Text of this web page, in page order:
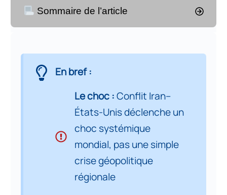
Sommaire de l’article
Introduction : un choc
systémique de grande ampleur
Partie 1. Contexte
macroéconomique global : un
choc énergétique dans un
En bref :
Le choc :Conflit Iran–
États-Unis déclenche un
choc systémique
mondial, pas une simple
crise géopolitique
régionale